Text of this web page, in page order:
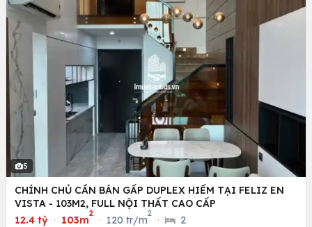
5
CHÍNH CHỦ CẦN BÁN GẤP DUPLEX HIẾM TẠI FELIZ EN
VISTA - 103M2, FULL NỘI THẤT CAO CẤP
12.4 tỷ · 103m
2
· 120 tr/m
2
· 2